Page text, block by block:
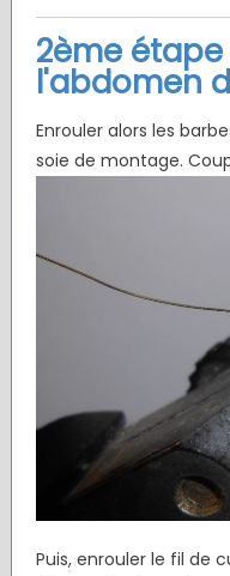
2ème
l'abdomen
Enrouler alors les
soie de montage.
Puis, enrouler le fil de